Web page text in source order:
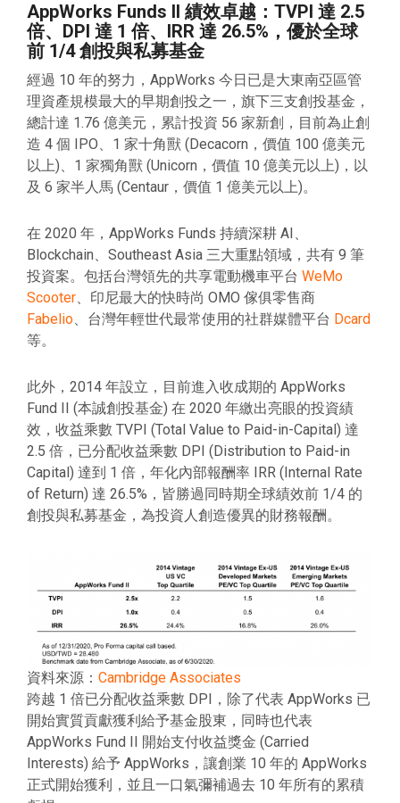
AppWorks Funds II 績效卓越：TVPI 達 2.5
倍、DPI 達 1 倍、IRR 達 26.5%，優於全球
前 1/4 創投與私募基金
經過 10 年的努力，AppWorks 今日已是大東南亞區管
理資產規模最大的早期創投之一，旗下三支創投基金，
總計達 1.76 億美元，累計投資 56 家新創，目前為止創
造 4 個 IPO、1 家十角獸 (Decacorn，價值 100 億美元
以上)、1 家獨角獸 (Unicorn，價值 10 億美元以上)，以
及 6 家半人馬 (Centaur，價值 1 億美元以上)。
在 2020 年，AppWorks Funds 持續深耕 AI、
Blockchain、Southeast Asia 三大重點領域，共有 9 筆
投資案。包括台灣領先的共享電動機車平台 WeMo
Scooter、印尼最大的快時尚 OMO 傢俱零售商
Fabelio、台灣年輕世代最常使用的社群媒體平台 Dcard
等。
此外，2014 年設立，目前進入收成期的 AppWorks
Fund II (本誠創投基金) 在 2020 年繳出亮眼的投資績
效，收益乘數 TVPI (Total Value to Paid-in-Capital) 達
2.5 倍，已分配收益乘數 DPI (Distribution to Paid-in
Capital) 達到 1 倍，年化內部報酬率 IRR (Internal Rate
of Return) 達 26.5%，皆勝過同時期全球績效前 1/4 的
創投與私募基金，為投資人創造優異的財務報酬。
資料來源： Cambridge Associates
跨越 1 倍已分配收益乘數 DPI，除了代表 AppWorks 已
開始實質貢獻獲利給予基金股東，同時也代表
AppWorks Fund II 開始支付收益獎金 (Carried
Interests) 給予 AppWorks，讓創業 10 年的 AppWorks
正式開始獲利，並且一口氣彌補過去 10 年所有的累積